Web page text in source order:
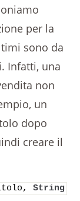
per la
sono da
Infatti, una
non
un
dopo
creare il
String